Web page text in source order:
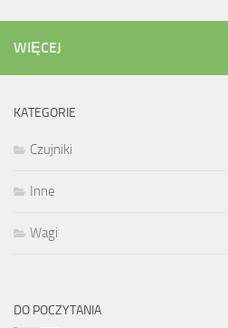
WIĘCEJ
KATEGORIE
Czujniki
Inne
Wagi
DO POCZYTANIA